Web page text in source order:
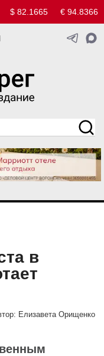
$ 82.1665 € 94.8366
в
Елизавета Орищенко